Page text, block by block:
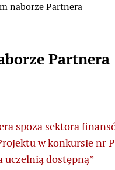
Publicznej
naborze Partnera
Partnera
spoza sektora
w konkursie nr
uczelnią dostępną”